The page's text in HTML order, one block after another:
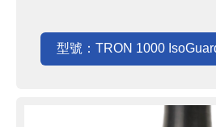
型號：TRON 1000